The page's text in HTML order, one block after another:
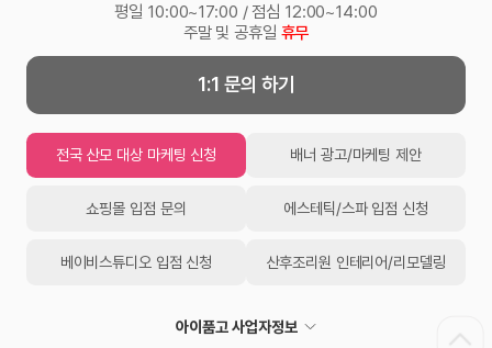
평일 10:00~17:00 / 점심 12:00~14:00
주말 및 공휴일 휴무
1:1 문의 하기
전국 산모 대상 마케팅 신청 배너 광고/마케팅 제안
쇼핑몰 입점 문의 에스테틱/스파 입점 신청
베이비스튜디오 입점 신청 산후조리원 인테리어/리모델링
아이품고 사업자정보